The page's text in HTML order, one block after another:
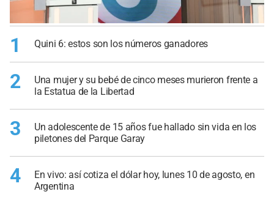
1 Quini 6: estos son los números ganadores
2
Una mujer y su bebé de cinco meses murieron frente a
la Estatua de la Libertad
3
Un adolescente de 15 años fue hallado sin vida en los
piletones del Parque Garay
4
En vivo: así cotiza el dólar hoy, lunes 10 de agosto, en
Argentina